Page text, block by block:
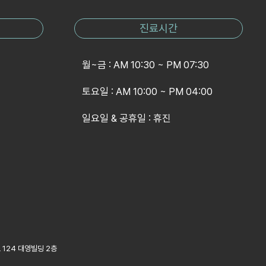
진료시간
월~금 : AM 10:30 ~ PM 07:30
토요일 : AM 10:00 ~ PM 04:00
일요일 & 공휴일 : 휴진
124 대영빌딩 2층